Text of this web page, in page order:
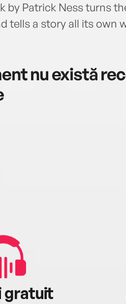
by Patrick Ness turns
tells a story all its own
nu există
gratuit